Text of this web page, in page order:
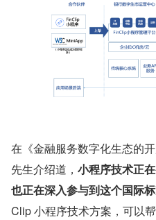
在《金融服务数字化生态的
先生介绍道， 小程序技术正
也正在深入参与到这个国际标
Clip 小程序技术方案，可以